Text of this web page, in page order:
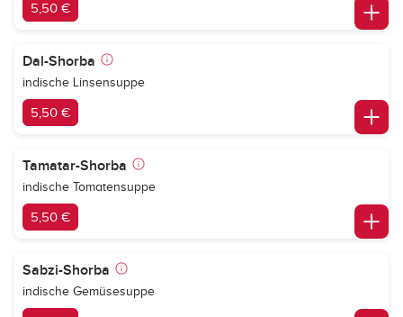
5,50 €
Dal-Shorba
indische Linsensuppe
5,50 €
Tamatar-Shorba
indische Tomatensuppe
5,50 €
Sabzi-Shorba
indische Gemüsesuppe